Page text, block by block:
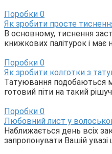
Поробки 0
Як зробити просте
В основному, тиснення
книжкових палітурок і має
Поробки 0
Як зробити колготки з
Татуювання подобаються
готовий піти на такий
Поробки 0
Любовний лист у
Наближається день всіх
запропонувати Вашій увазі